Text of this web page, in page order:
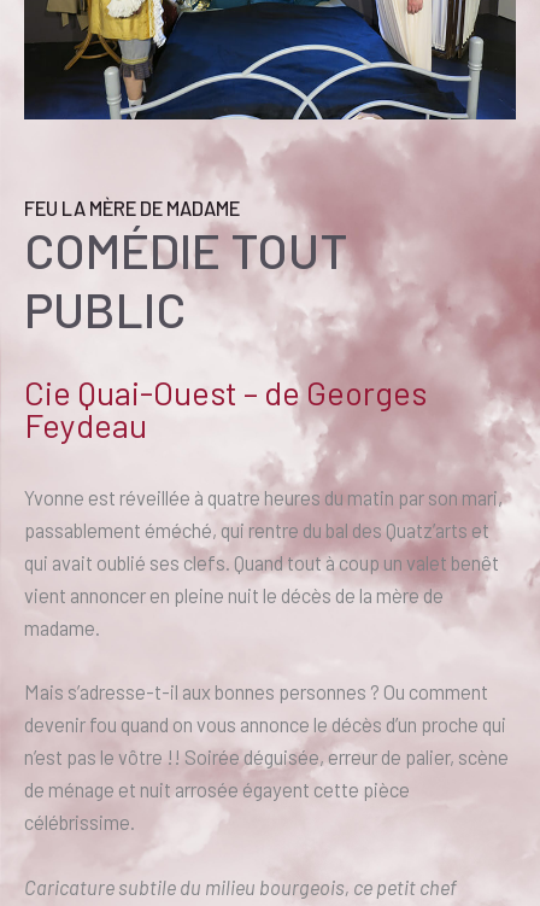
FEU LA MÈRE DE MADAME
COMÉDIE TOUT
PUBLIC
Cie Quai-Ouest – de Georges
Feydeau
Yvonne est réveillée à quatre heures du matin par son mari,
passablement éméché, qui rentre du bal des Quatz’arts et
qui avait oublié ses clefs. Quand tout à coup un valet benêt
vient annoncer en pleine nuit le décès de la mère de
madame.
Mais s’adresse-t-il aux bonnes personnes ? Ou comment
devenir fou quand on vous annonce le décès d’un proche qui
n’est pas le vôtre !! Soirée déguisée, erreur de palier, scène
de ménage et nuit arrosée égayent cette pièce
célébrissime.
Caricature subtile du milieu bourgeois, ce petit chef